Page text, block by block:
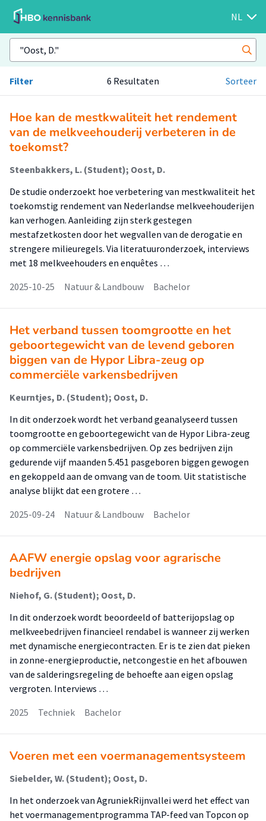
NL
Filter 6 Resultaten Sorteer
Hoe kan de mestkwaliteit het rendement
van de melkveehouderij verbeteren in de
toekomst?
Steenbakkers, L. (Student); Oost, D.
De studie onderzoekt hoe verbetering van mestkwaliteit het
toekomstig rendement van Nederlandse melkveehouderijen
kan verhogen. Aanleiding zijn sterk gestegen
mestafzetkosten door het wegvallen van de derogatie en
strengere milieuregels. Via literatuuronderzoek, interviews
met 18 melkveehouders en enquêtes …
2025-10-25
Natuur & Landbouw Bachelor
Het verband tussen toomgrootte en het
geboortegewicht van de levend geboren
biggen van de Hypor Libra-zeug op
commerciële varkensbedrijven
Keurntjes, D. (Student); Oost, D.
In dit onderzoek wordt het verband geanalyseerd tussen
toomgrootte en geboortegewicht van de Hypor Libra-zeug
op commerciële varkensbedrijven. Op zes bedrijven zijn
gedurende vijf maanden 5.451 pasgeboren biggen gewogen
en gekoppeld aan de omvang van de toom. Uit statistische
analyse blijkt dat een grotere …
2025-09-24
Natuur & Landbouw Bachelor
AAFW energie opslag voor agrarische
bedrijven
Niehof, G. (Student); Oost, D.
In dit onderzoek wordt beoordeeld of batterijopslag op
melkveebedrijven financieel rendabel is wanneer zij werken
met dynamische energiecontracten. Er is te zien dat pieken
in zonne-energieproductie, netcongestie en het afbouwen
van de salderingsregeling de behoefte aan eigen opslag
vergroten. Interviews …
2025
Techniek Bachelor
Voeren met een voermanagementsysteem
Siebelder, W. (Student); Oost, D.
In het onderzoek van AgruniekRijnvallei werd het effect van
het voermanagementprogramma TAP-feed van Topcon op